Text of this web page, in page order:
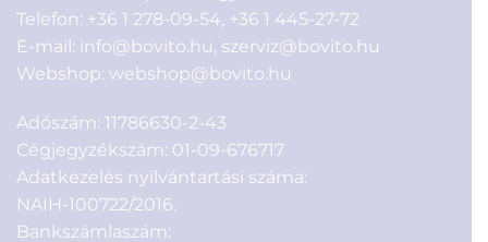
Telefon: +36 1 278-09-54 +36 1 445-27-72
E-mail: info@bovito.hu szerviz@bovito.hu
Webshop: webshop@bovito.hu
Adószám: 11786630-2-43
Cégjegyzékszám: 01-09-676717
Adatkezelés nyilvántartási száma:
NAIH-100722/2016.
Bankszámlaszám: